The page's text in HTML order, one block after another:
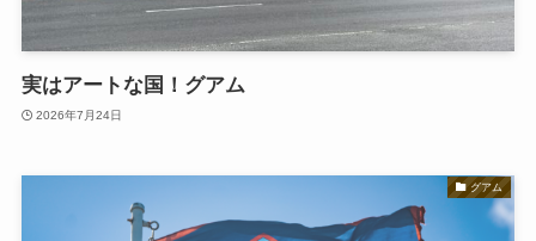
実はアートな国！グアム
2026年7月24日
グアム